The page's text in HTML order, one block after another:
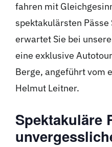
fahren mit
spektakulärsten Pässe
erwartet Sie bei
eine exklusive
Berge, angeführt vom
Helmut Leitner.
Spektakuläre